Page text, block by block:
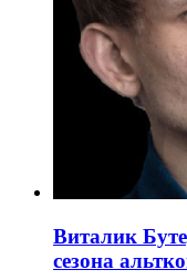
Виталик
сезона